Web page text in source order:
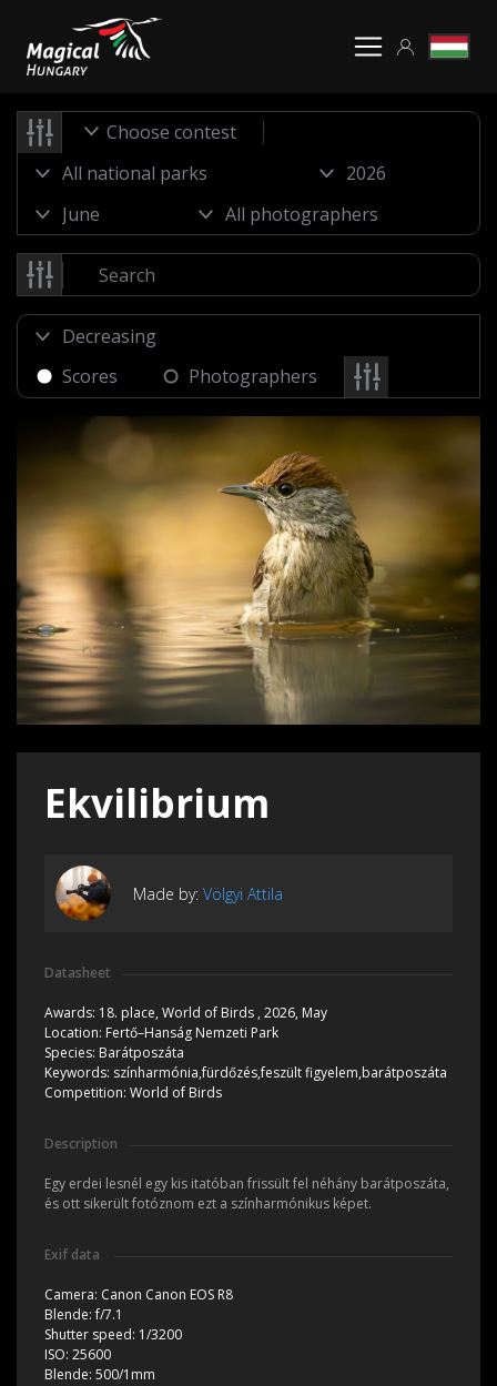
Choose contest
Scores Photographers
Ekvilibrium
Made by: Völgyi Attila
Datasheet
Awards: 18. place, World of Birds , 2026, May
Location: Fertő–Hanság Nemzeti Park
Species: Barátposzáta
Keywords: színharmónia,fürdőzés,feszült figyelem,barátposzáta
Competition: World of Birds
Description
Egy erdei lesnél egy kis itatóban frissült fel néhány barátposzáta,
és ott sikerült fotóznom ezt a színharmónikus képet.
Exif data
Camera: Canon Canon EOS R8
Blende:f/7.1
Shutter speed: 1/3200
ISO: 25600
Blende: 500/1mm